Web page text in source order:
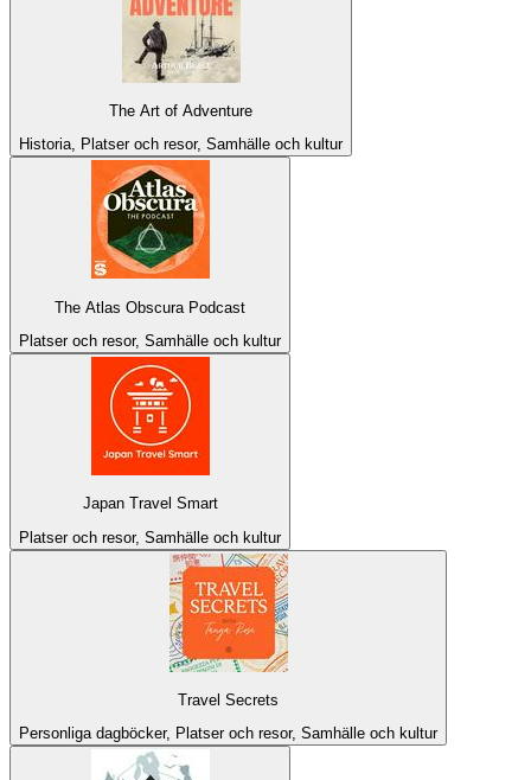
The Art of Adventure
Historia, Platser och resor, Samhälle och kultur
The Atlas Obscura Podcast
Platser och resor, Samhälle och kultur
Japan Travel Smart
Platser och resor, Samhälle och kultur
Travel Secrets
Personliga dagböcker, Platser och resor, Samhälle och kultur